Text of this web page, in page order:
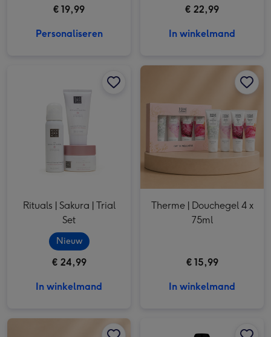
€ 19,99
Personaliseren
€ 22,99
In winkelmand
Rituals | Sakura | Trial Set afbeelding 2
Rituals | Sakura | Trial
Set
Nieuw
€ 24,99
In winkelmand
Therme | Douchegel 4 x
75ml
€ 15,99
In winkelmand